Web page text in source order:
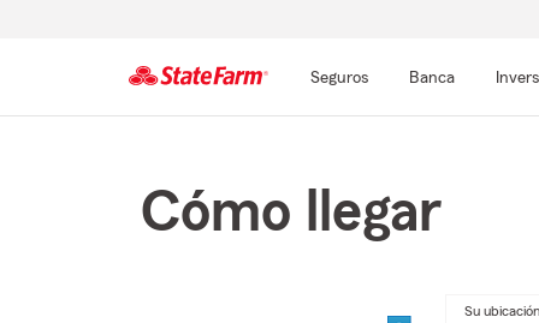
Seguros Banca
Cómo llegar
Su ubicación